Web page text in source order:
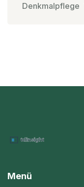
Denkmalpflege
Menü